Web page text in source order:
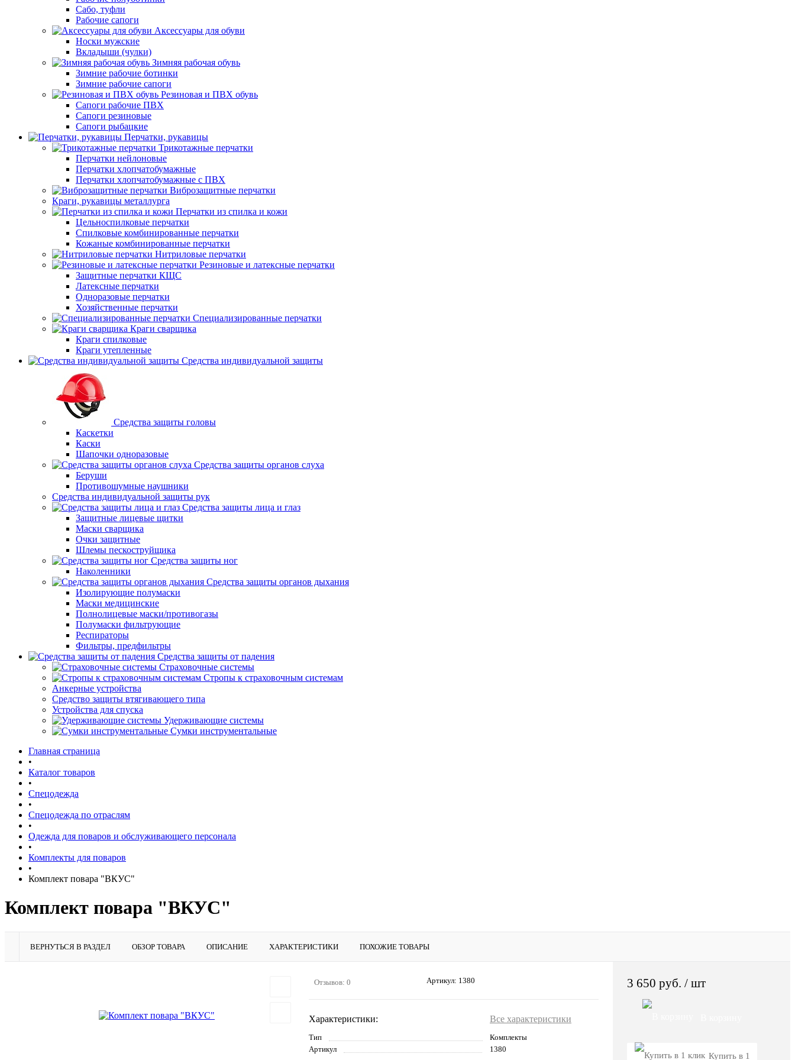
Сабо, туфли
Рабочие сапоги
Аксессуары для обуви
Носки мужские
Вкладыши (чулки)
Зимняя рабочая обувь
Зимние рабочие ботинки
Зимние рабочие сапоги
Резиновая и ПВХ обувь
Сапоги рабочие ПВХ
Сапоги резиновые
Сапоги рыбацкие
Перчатки, рукавицы
Трикотажные перчатки
Перчатки нейлоновые
Перчатки хлопчатобумажные
Перчатки хлопчатобумажные с ПВХ
Виброзащитные перчатки
Краги, рукавицы металлурга
Перчатки из спилка и кожи
Цельноспилковые перчатки
Спилковые комбинированные перчатки
Кожаные комбинированные перчатки
Нитриловые перчатки
Резиновые и латексные перчатки
Защитные перчатки КЩС
Латексные перчатки
Одноразовые перчатки
Хозяйственные перчатки
Специализированные перчатки
Краги сварщика
Краги спилковые
Краги утепленные
Средства индивидуальной защиты
Средства защиты головы
Каскетки
Каски
Шапочки одноразовые
Средства защиты органов слуха
Беруши
Противошумные наушники
Средства индивидуальной защиты рук
Средства защиты лица и глаз
Защитные лицевые щитки
Маски сварщика
Очки защитные
Шлемы пескоструйщика
Средства защиты ног
Наколенники
Средства защиты органов дыхания
Изолирующие полумаски
Маски медицинские
Полнолицевые маски/противогазы
Полумаски фильтрующие
Респираторы
Фильтры, предфильтры
Средства защиты от падения
Страховочные системы
Стропы к страховочным системам
Анкерные устройства
Средство защиты втягивающего типа
Устройства для спуска
Удерживающие системы
Сумки инструментальные
Главная страница
•
Каталог товаров
•
Спецодежда
•
Спецодежда по отраслям
•
Одежда для поваров и обслуживающего персонала
•
Комплекты для поваров
•
Комплект повара "ВКУС"
Комплект повара "ВКУС"
ВЕРНУТЬСЯ В РАЗДЕЛ ОБЗОР ТОВАРА ОПИСАНИЕ ХАРАКТЕРИСТИКИ ПОХОЖИЕ ТОВАРЫ
Отзывов: 0 Артикул: 1380
Характеристики: Все характеристики
Тип
Комплекты
Артикул
1380
3 650 руб. / шт
Купить в 1